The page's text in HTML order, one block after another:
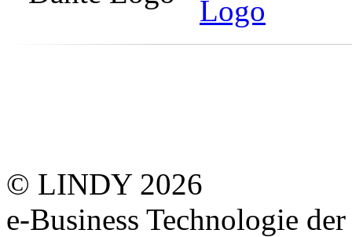
© LINDY 2026
e-Business Technologie